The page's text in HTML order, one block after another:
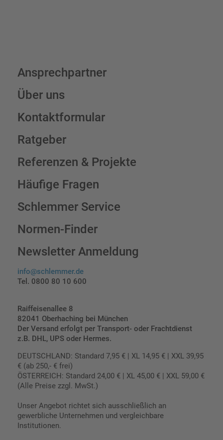
Ansprechpartner
Über uns
Kontaktformular
Ratgeber
Referenzen & Projekte
Häufige Fragen
Schlemmer Service
Normen-Finder
Newsletter Anmeldung
info@schlemmer.de
Tel. 0800 80 10 600
Raiffeisenallee 8
82041 Oberhaching bei München
Der Versand erfolgt per Transport- oder Frachtdienst
z.B. DHL, UPS oder Hermes.
DEUTSCHLAND: Standard 7,95 € | XL 14,95 € | XXL 39,95
€ (ab 250,- € frei)
ÖSTERREICH: Standard 24,00 € | XL 45,00 € | XXL 59,00 €
(Alle Preise zzgl. MwSt.)
Unser Angebot richtet sich ausschließlich an
gewerbliche Unternehmen und vergleichbare
Institutionen.